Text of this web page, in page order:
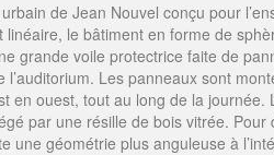
de Jean Nouvel conçu pour
le bâtiment en forme de
grande voile protectrice faite de
l’auditorium. Les panneaux sont
en ouest, tout au long de la journée.
par une résille de bois vitrée. Pour
une géométrie plus anguleuse à